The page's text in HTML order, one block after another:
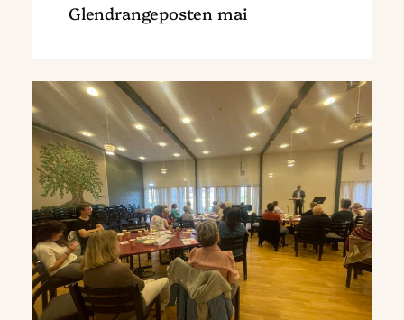
Glendrangeposten mai
article
"Årsmøte
i
regionen:
Nye
styremedlemmer
valgt
og
sterke
ord